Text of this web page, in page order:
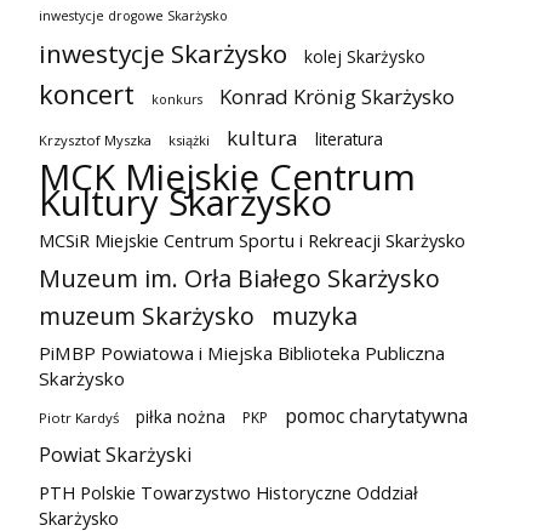
inwestycje drogowe Skarżysko
inwestycje Skarżysko kolej Skarżysko
koncert konkurs Konrad Krönig Skarżysko
Krzysztof Myszka książki kultura literatura
MCK Miejskie Centrum
Kultury Skarżysko
MCSiR Miejskie Centrum Sportu i Rekreacji Skarżysko
Muzeum im. Orła Białego Skarżysko
muzeum Skarżysko
muzyka
PiMBP Powiatowa i Miejska Biblioteka Publiczna
Skarżysko
Piotr Kardyś piłka nożna PKP
pomoc charytatywna
Powiat Skarżyski
PTH Polskie Towarzystwo Historyczne Oddział
Skarżysko